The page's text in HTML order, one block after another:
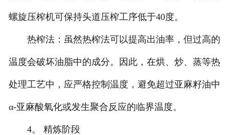
螺旋压榨机可保持头道压榨工序低于40度。
热榨法：虽然热榨法可以提高出油率，但过高的
温度会破坏油脂中的成分。因此，在烘、炒、蒸等热
处理工艺中，应严格控制温度，避免超过亚麻籽油中
α-亚麻酸氧化或发生聚合反应的临界温度。
4。 精炼阶段